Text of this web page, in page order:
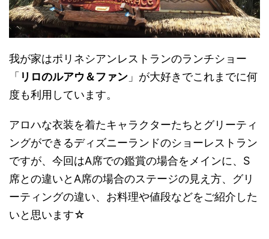
我が家はポリネシアンレストランのランチショー
「 リロのルアウ＆ファン 」が大好きでこれまでに何
度も利用しています。
アロハな衣装を着たキャラクターたちとグリーティ
ングができるディズニーランドのショーレストラン
ですが、今回はA席での鑑賞の場合をメインに、S
席との違いとA席の場合のステージの見え方、グリ
ーティングの違い、お料理や値段などをご紹介した
いと思います☆